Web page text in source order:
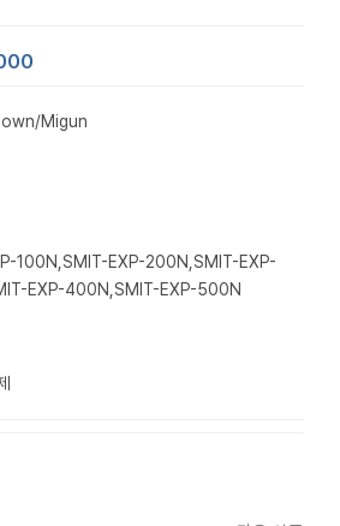
Migun
100N,SMIT-EXP-200N,SMIT-EXP-
EXP-400N,SMIT-EXP-500N